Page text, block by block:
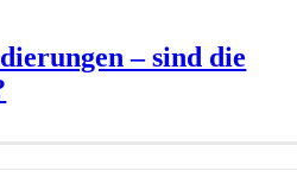
– sind die